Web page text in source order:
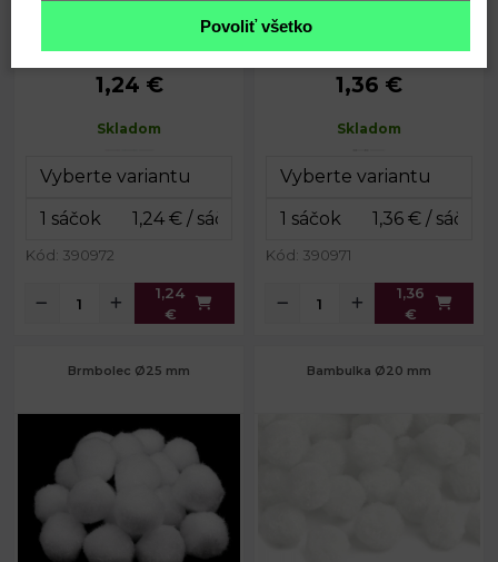
č. 1; 3 a 4: 8
č. 8 a 10: 10
Obsah
1,24 €
Skladom
Kód: 390972
1,24
€
18 - 20
1,36 €
Skladom
Kód: 390971
1,36
€
Brmbolec Ø25 mm Bambulka Ø20 mm
Povoliť všetko